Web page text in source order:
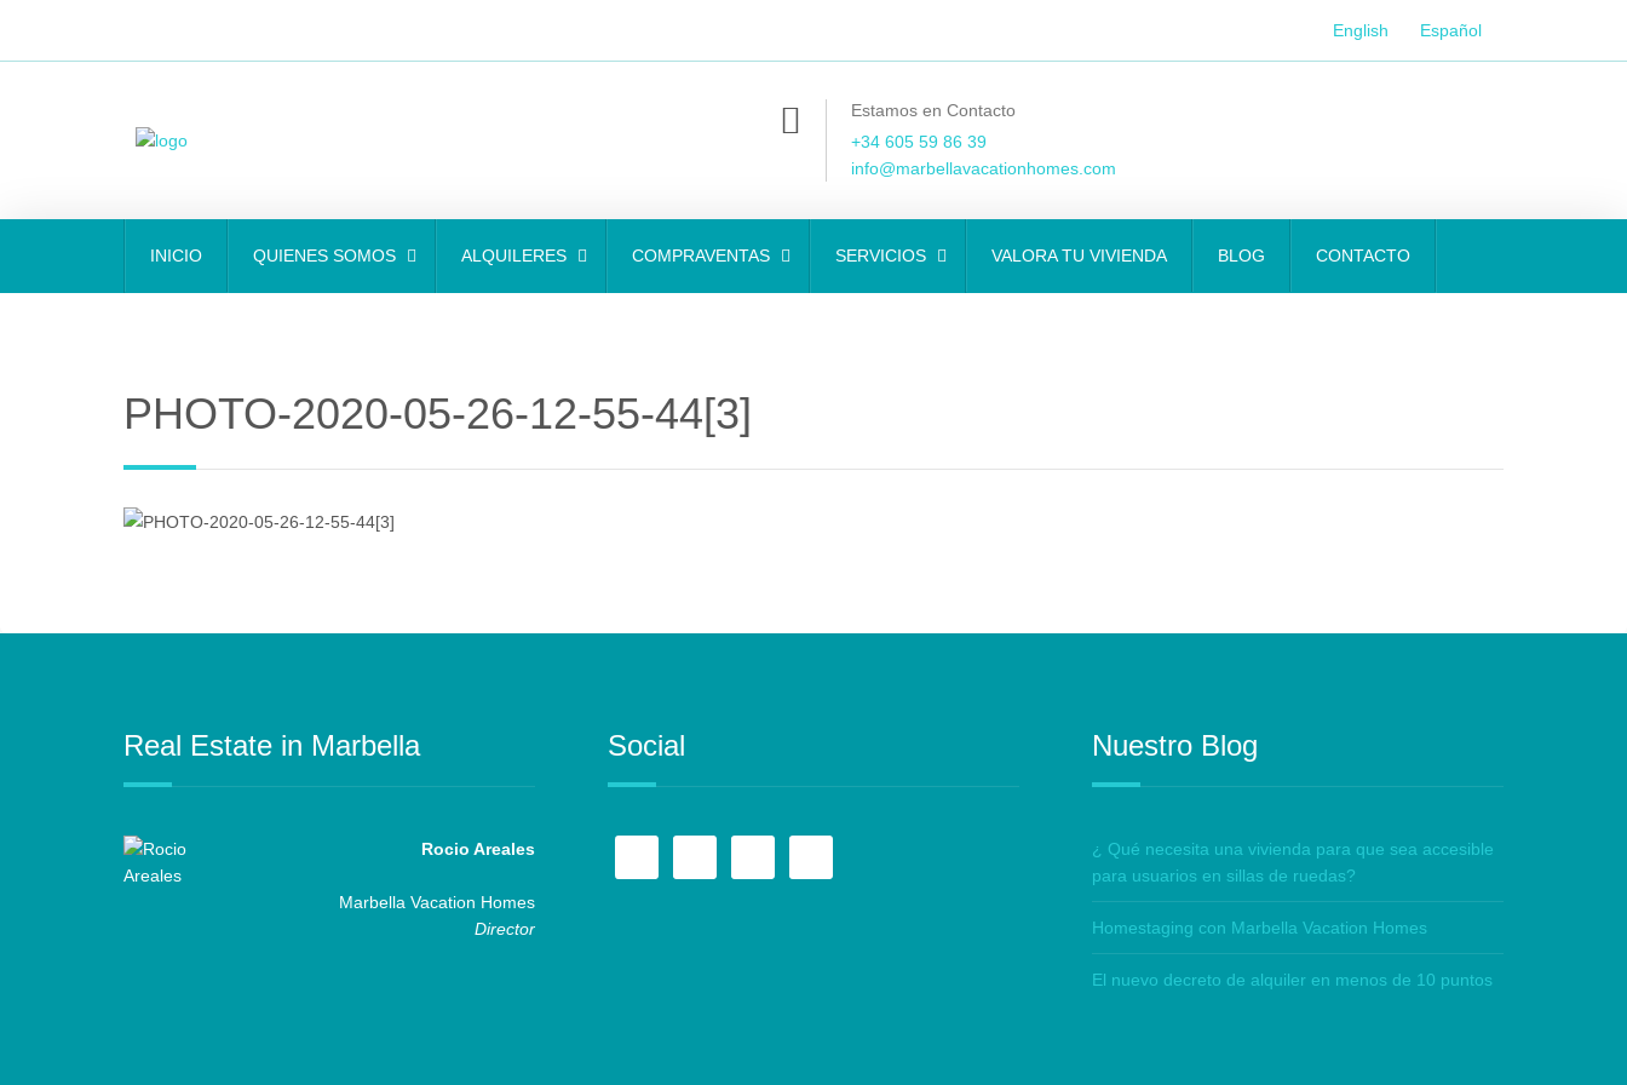
English Español
Estamos en Contacto
+34 605 59 86 39
info@marbellavacationhomes.com
INICIO QUIENES SOMOS ALQUILERES COMPRAVENTAS SERVICIOS VALORA TU VIVIENDA BLOG CONTACTO
PHOTO-2020-05-26-12-55-44[3]
Real Estate in Marbella
Rocio Areales
Marbella Vacation Homes
Director
Social Nuestro Blog
¿ Qué necesita una vivienda para que sea accesible
para usuarios en sillas de ruedas?
Homestaging con Marbella Vacation Homes
El nuevo decreto de alquiler en menos de 10 puntos